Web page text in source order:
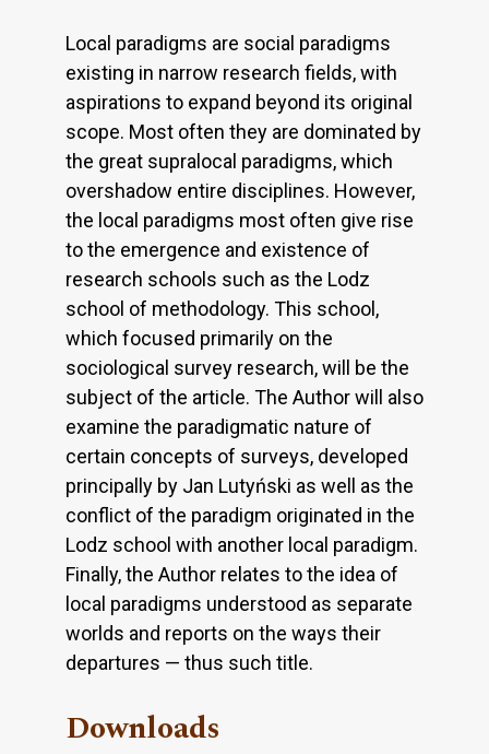
Local paradigms are social paradigms
existing in narrow research fields, with
aspirations to expand beyond its original
scope. Most often they are dominated by
the great supralocal paradigms, which
overshadow entire disciplines. However,
the local paradigms most often give rise
to the emergence and existence of
research schools such as the Lodz
school of methodology. This school,
which focused primarily on the
sociological survey research, will be the
subject of the article. The Author will also
examine the paradigmatic nature of
certain concepts of surveys, developed
principally by Jan Lutyński as well as the
conflict of the paradigm originated in the
Lodz school with another local paradigm.
Finally, the Author relates to the idea of
local paradigms understood as separate
worlds and reports on the ways their
departures — thus such title.
Downloads